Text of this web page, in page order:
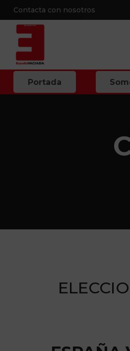
Contacta con nosotros
Portada